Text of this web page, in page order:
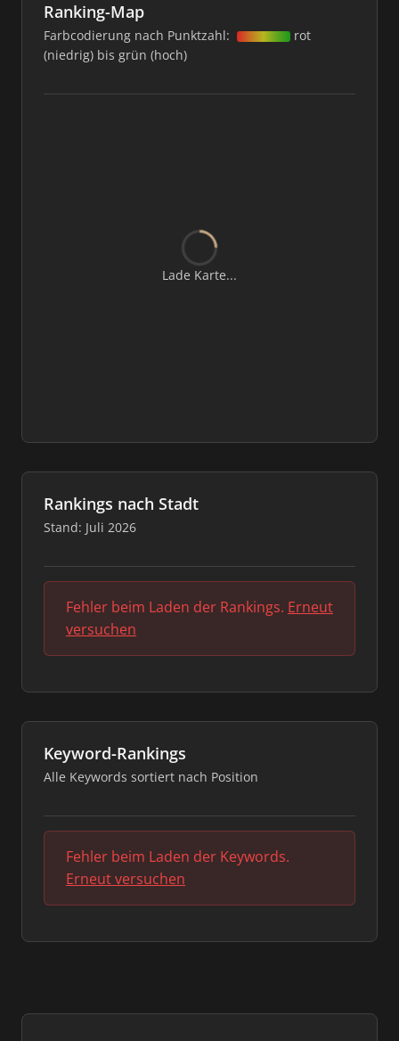
Ranking-Map
Farbcodierung nach Punktzahl:
rot
(niedrig) bis grün (hoch)
Lade Karte...
Rankings nach Stadt
Stand: Juli 2026
Fehler beim Laden der Rankings. Erneut
versuchen
Keyword-Rankings
Alle Keywords sortiert nach Position
Fehler beim Laden der Keywords.
Erneut versuchen